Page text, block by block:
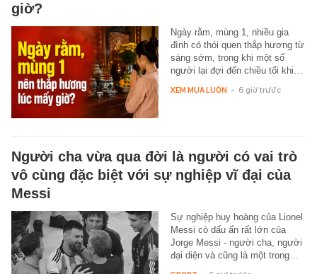
giờ?
Ngày rằm, mùng 1, nhiều gia
đình có thói quen thắp hương từ
sáng sớm, trong khi một số
người lại đợi đến chiều tối khi…
XEM MUA LUÔN - 6 giờ trước
Người cha vừa qua đời là người có vai trò
vô cùng đặc biệt với sự nghiệp vĩ đại của
Messi
Sự nghiệp huy hoàng của Lionel
Messi có dấu ấn rất lớn của
Jorge Messi - người cha, người
đại diện và cũng là một trong…